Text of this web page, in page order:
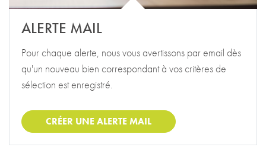
ALERTE MAIL
Pour chaque alerte, nous vous avertissons par email dès
qu'un nouveau bien correspondant à vos critères de
sélection est enregistré.
CRÉER UNE ALERTE MAIL